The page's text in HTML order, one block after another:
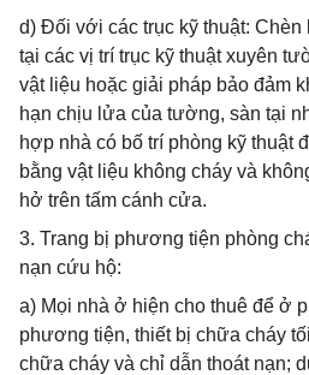
d) Đối với các trục kỹ thuật: Chèn
tại các vị trí trục kỹ thuật xuyên
vật liệu hoặc giải pháp bảo đảm
hạn chịu lửa của tường, sàn tại
hợp nhà có bố trí phòng kỹ thuật
bằng vật liệu không cháy và
hở trên tấm cánh cửa.
3. Trang bị phương tiện phòng
nạn cứu hộ:
a) Mọi nhà ở hiện cho thuê để ở
phương tiện, thiết bị chữa cháy
chữa cháy và chỉ dẫn thoát nạn;